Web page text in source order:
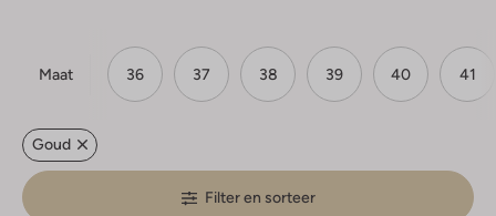
Maat 36 37 38 39 40 41
Goud
Filter en sorteer